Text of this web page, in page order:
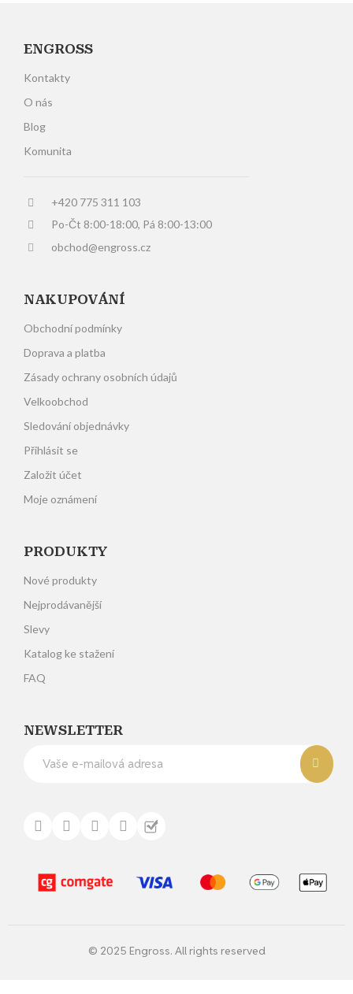
ENGROSS
Kontakty
O nás
Blog
Komunita
+420 775 311 103
Po-Čt 8:00-18:00, Pá 8:00-13:00
obchod@engross.cz
NAKUPOVÁNÍ
Obchodní podmínky
Doprava a platba
Zásady ochrany osobních údajů
Velkoobchod
Sledování objednávky
Přihlásit se
Založit účet
Moje oznámení
PRODUKTY
Nové produkty
Nejprodávanější
Slevy
Katalog ke stažení
FAQ
NEWSLETTER
© 2025 Engross. All rights reserved